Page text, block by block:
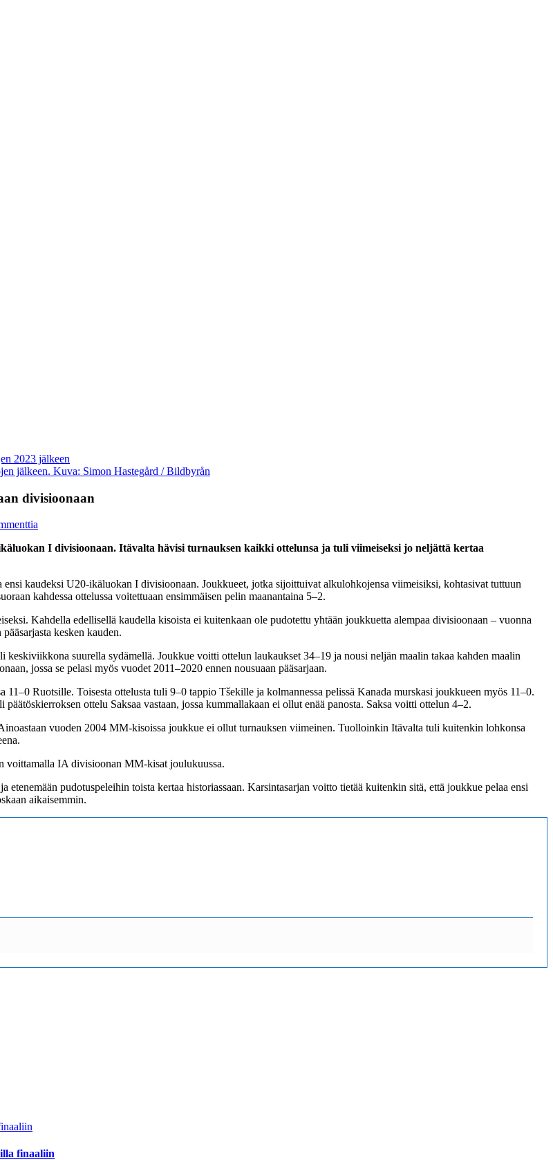
jälkeen. Kuva: Simon Hastegård / Bildbyrån
divisioonaan
I divisioonaan. Itävalta hävisi turnauksen kaikki ottelunsa ja tuli viimeiseksi jo neljättä kertaa
kaudeksi U20-ikäluokan I divisioonaan. Joukkueet, jotka sijoittuivat alkulohkojensa viimeisiksi, kohtasivat tuttuun
kahdessa ottelussa voitettuaan ensimmäisen pelin maanantaina 5–2.
Kahdella edellisellä kaudella kisoista ei kuitenkaan ole pudotettu yhtään joukkuetta alempaa divisioonaan – vuonna
kesken kauden.
keskiviikkona suurella sydämellä. Joukkue voitti ottelun laukaukset 34–19 ja nousi neljän maalin takaa kahden maalin
jossa se pelasi myös vuodet 2011–2020 ennen nousuaan pääsarjaan.
Ruotsille. Toisesta ottelusta tuli 9–0 tappio Tšekille ja kolmannessa pelissä Kanada murskasi joukkueen myös 11–0.
ottelu Saksaa vastaan, jossa kummallakaan ei ollut enää panosta. Saksa voitti ottelun 4–2.
vuoden 2004 MM-kisoissa joukkue ei ollut turnauksen viimeinen. Tuolloinkin Itävalta tuli kuitenkin lohkonsa
voittamalla IA divisioonan MM-kisat joulukuussa.
pudotuspeleihin toista kertaa historiassaan. Karsintasarjan voitto tietää kuitenkin sitä, että joukkue pelaa ensi
aikaisemmin.
finaaliin